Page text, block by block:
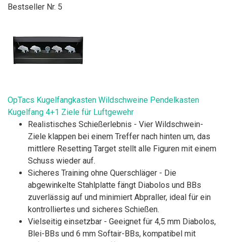
Bestseller Nr. 5
OpTacs Kugelfangkasten Wildschweine Pendelkasten
Kugelfang 4+1 Ziele für Luftgewehr
Realistisches Schießerlebnis - Vier Wildschwein-
Ziele klappen bei einem Treffer nach hinten um, das
mittlere Resetting Target stellt alle Figuren mit einem
Schuss wieder auf.
Sicheres Training ohne Querschläger - Die
abgewinkelte Stahlplatte fängt Diabolos und BBs
zuverlässig auf und minimiert Abpraller, ideal für ein
kontrolliertes und sicheres Schießen.
Vielseitig einsetzbar - Geeignet für 4,5 mm Diabolos,
Blei-BBs und 6 mm Softair-BBs, kompatibel mit